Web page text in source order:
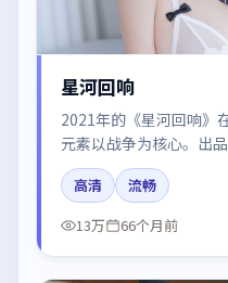
星河回响
2021年的《星河回响》
元素以战争为核心。出
伟、沈腾、黄渤所饰角
讨论。
高清
流畅
13万
66个月前